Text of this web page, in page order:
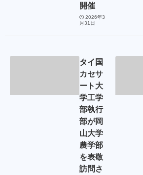
開催
2026年3
月31日
タイ国
カセサ
ート大
学工学
部執行
部が岡
山大学
農学部
を表敬
訪問さ